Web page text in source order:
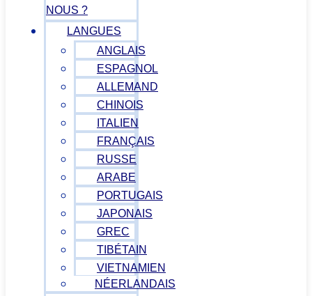
NOUS ?
LANGUES
ANGLAIS
ESPAGNOL
ALLEMAND
CHINOIS
ITALIEN
FRANÇAIS
RUSSE
ARABE
PORTUGAIS
JAPONAIS
GREC
TIBÉTAIN
VIETNAMIEN
NÉERLANDAIS